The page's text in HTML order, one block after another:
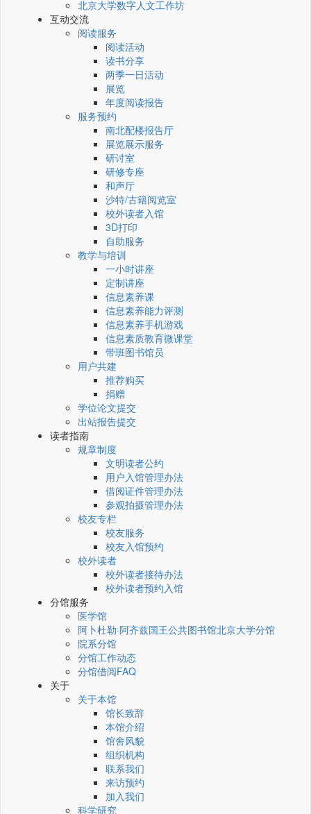
北京大学数字人文工作坊
互动交流
阅读服务
阅读活动
读书分享
两季一日活动
展览
年度阅读报告
服务预约
南北配楼报告厅
展览展示服务
研讨室
研修专座
和声厅
沙特/古籍阅览室
校外读者入馆
3D打印
自助服务
教学与培训
一小时讲座
定制讲座
信息素养课
信息素养能力评测
信息素养手机游戏
信息素质教育微课堂
带班图书馆员
用户共建
推荐购买
捐赠
学位论文提交
出站报告提交
读者指南
规章制度
文明读者公约
用户入馆管理办法
借阅证件管理办法
参观拍摄管理办法
校友专栏
校友服务
校友入馆预约
校外读者
校外读者接待办法
校外读者预约入馆
分馆服务
医学馆
阿卜杜勒·阿齐兹国王公共图书馆北京大学分馆
院系分馆
分馆工作动态
分馆借阅FAQ
关于
关于本馆
馆长致辞
本馆介绍
馆舍风貌
组织机构
联系我们
来访预约
加入我们
科学研究